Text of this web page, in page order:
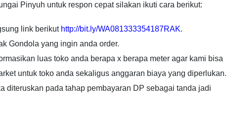
Pinyuh untuk respon cepat silakan ikuti cara berikut:
link berikut http://bit.ly/WA081333354187RAK.
Gondola yang ingin anda order.
luas toko anda berapa x berapa meter agar kami bisa
untuk toko anda sekaligus anggaran biaya yang diperlukan.
diteruskan pada tahap pembayaran DP sebagai tanda jadi